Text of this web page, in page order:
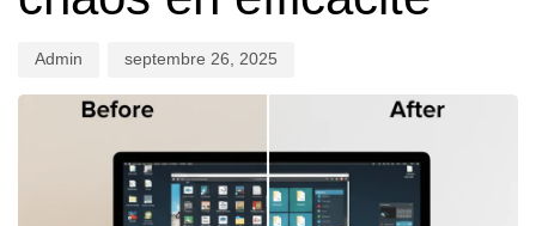
Admin septembre 26, 2025